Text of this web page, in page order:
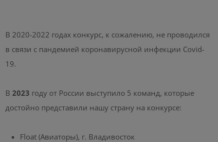
В 2020-2022 годах конкурс, к сожалению, не проводился
в связи с пандемией коронавирусной инфекции Covid-
19.
В2023 году от России выступило 5 команд, которые
достойно представили нашу страну на конкурсе:
Float (Авиаторы), г. Владивосток